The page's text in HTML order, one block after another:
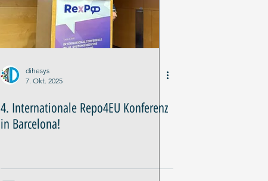
dihesys
7. Okt. 2025
4. Internationale Repo4EU Konferenz
in Barcelona!